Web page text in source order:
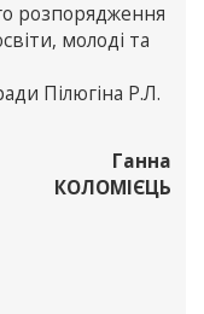
розпорядження
молоді та
Пілюгіна Р.Л.
Ганна
КОЛОМІЄЦЬ